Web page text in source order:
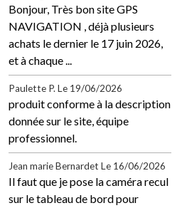
Bonjour, Très bon site GPS
NAVIGATION , déjà plusieurs
achats le dernier le 17 juin 2026,
et à chaque ...
Paulette P. Le 19/06/2026
produit conforme à la description
donnée sur le site, équipe
professionnel.
Jean marie Bernardet Le 16/06/2026
Il faut que je pose la caméra recul
sur le tableau de bord pour